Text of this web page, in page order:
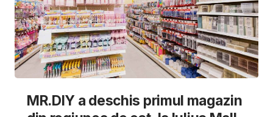
MR.DIY a deschis primul magazin